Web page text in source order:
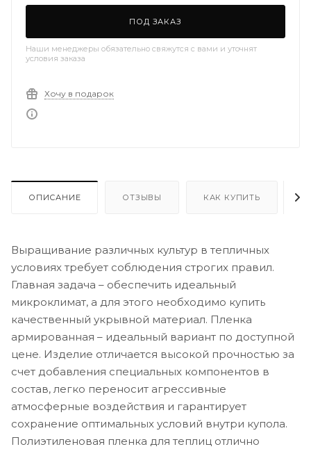
ПОД ЗАКАЗ
Наши менеджеры обязательно свяжутся с вами и уточнят
условия заказа
Хочу в подарок
ОПИСАНИЕ ОТЗЫВЫ КАК КУПИТЬ
Выращивание различных культур в тепличных
условиях требует соблюдения строгих правил.
Главная задача – обеспечить идеальный
микроклимат, а для этого необходимо купить
качественный укрывной материал. Пленка
армированная – идеальный вариант по доступной
цене. Изделие отличается высокой прочностью за
счет добавления специальных компонентов в
состав, легко переносит агрессивные
атмосферные воздействия и гарантирует
сохранение оптимальных условий внутри купола.
Полиэтиленовая пленка для теплиц отлично